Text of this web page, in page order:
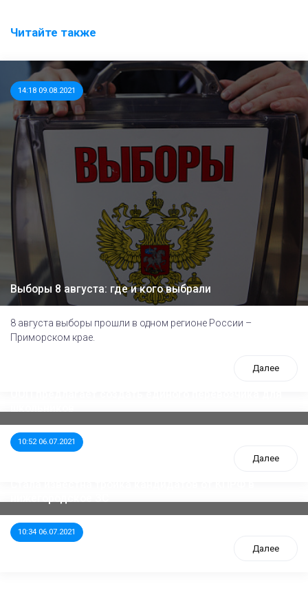
Читайте также
14:18 09.08.2021
Выборы 8 августа: где и кого выбрали
8 августа выборы прошли в одном регионе России –
Приморском крае.
Далее
10:52 06.07.2021
Далее
10:34 06.07.2021
Далее